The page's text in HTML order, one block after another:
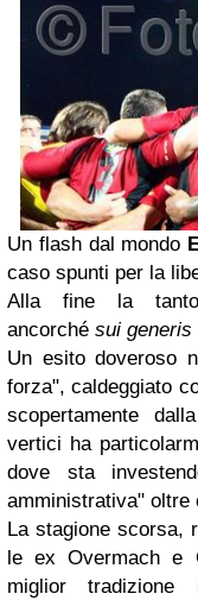
Un flash dal mondo
caso spunti per la
Alla fine la
ancorché sui generis
Un esito doveroso
forza", caldeggiato
scopertamente
vertici ha
dove sta
amministrativa" oltre
La stagione scorsa,
le ex Overmach e
miglior